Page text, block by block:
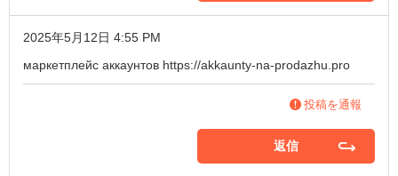
2025年5月12日 4:55 PM
маркетплейс аккаунтов https://akkaunty-na-prodazhu.pro
投稿を通報
返信